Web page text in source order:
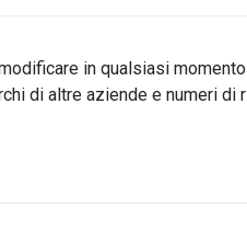
in qualsiasi
di altre aziende e numeri